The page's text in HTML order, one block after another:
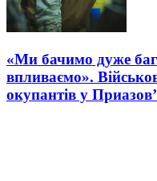
«Ми бачимо дуже
впливаємо».
окупантів у